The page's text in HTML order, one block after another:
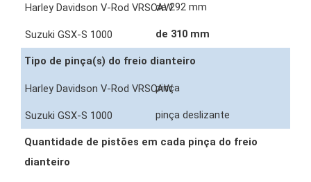
de 292 mm
de 310 mm
Tipo de pinça(s) do freio dianteiro
pinça
pinça deslizante
Quantidade de pistões em cada pinça do freio
dianteiro